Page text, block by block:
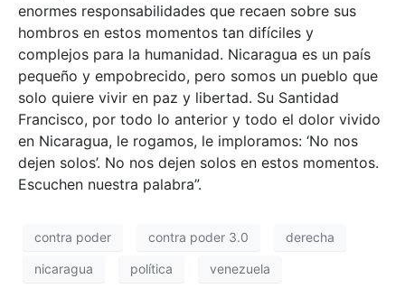
enormes responsabilidades que recaen sobre sus
hombros en estos momentos tan difíciles y
complejos para la humanidad. Nicaragua es un país
pequeño y empobrecido, pero somos un pueblo que
solo quiere vivir en paz y libertad. Su Santidad
Francisco, por todo lo anterior y todo el dolor vivido
en Nicaragua, le rogamos, le imploramos: ‘No nos
dejen solos’. No nos dejen solos en estos momentos.
Escuchen nuestra palabra”.
contra poder contra poder 3.0 derecha
nicaragua política venezuela